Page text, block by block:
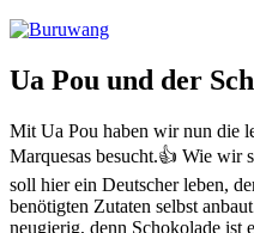
Ua Pou und der
Mit Ua Pou haben wir nun die
Marquesas besucht.👍 Wie wir
soll hier ein Deutscher leben,
benötigten Zutaten selbst
neugierig, denn Schokolade ist